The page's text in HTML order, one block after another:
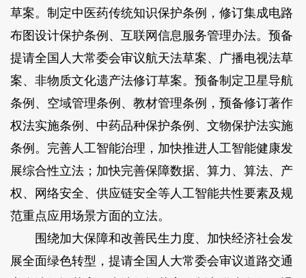
草案。 制定中医药传统知识保护条例，修订集成电路
布图设计保护条例、互联网信息服务管理办法。预备
提请全国人大常委会审议航天法草案、广播电视法草
案、非物质文化遗产法修订草案。预备制定卫星导航
条例、空域管理条例、教材管理条例，预备修订著作
权法实施条例、中药品种保护条例、文物保护法实施
条例。完善人工智能治理，加快推进人工智能健康发
展综合性立法；加快完善保障数据、算力、算法、产
权、网络安全、供应链安全等人工智能共性要素及规
范重点应用场景方面的立法。
围绕加大保障和改善民生力度、加快经济社会发
展全面绿色转型，提请全国人大常委会审议道路交通